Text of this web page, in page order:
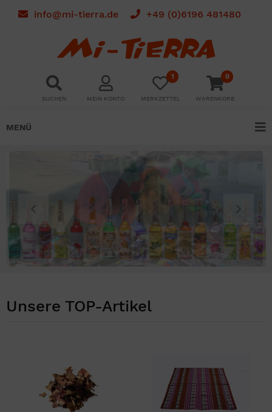
info@mi-tierra.de +49 (0)6196 481480
SUCHEN MEIN KONTO
1
MERKZETTEL
0
WARENKORB
MENÜ
Unsere TOP-Artikel